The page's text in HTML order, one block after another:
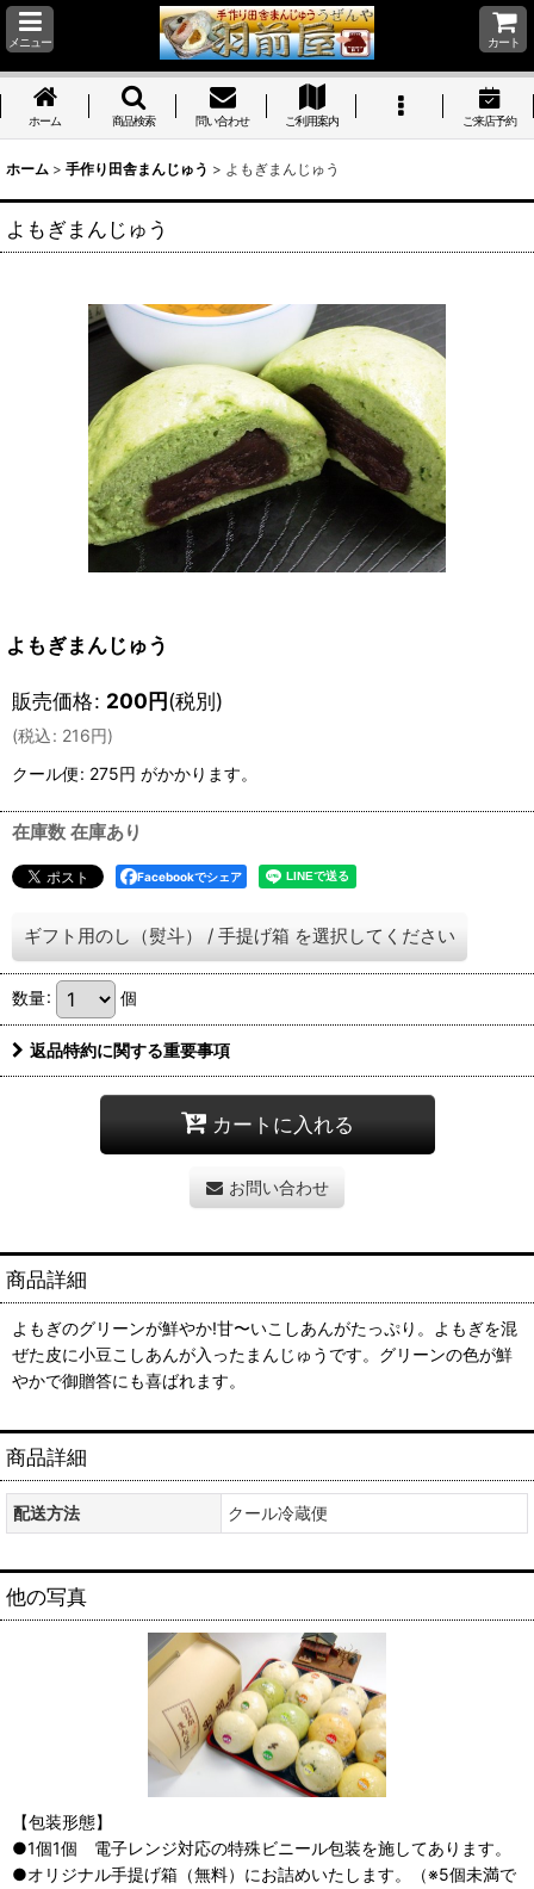
メニュー カート
ホーム 商品検索 問い合わせ ご利用案内 ご来店予約
ホーム > 手作り田舎まんじゅう > よもぎまんじゅう
よもぎまんじゅう
よもぎまんじゅう
販売価格: 200円(税別)
(税込: 216円)
クール便: 275円 がかかります。
在庫数 在庫あり
Facebookでシェア
ギフト用のし（熨斗） / 手提げ箱 を選択してください
数量: 個
返品特約に関する重要事項
カートに入れる
お問い合わせ
商品詳細
よもぎのグリーンが鮮やか!甘〜いこしあんがたっぷり。よもぎを混
ぜた皮に小豆こしあんが入ったまんじゅうです。グリーンの色が鮮
やかで御贈答にも喜ばれます。
商品詳細
配送方法 クール冷蔵便
他の写真
【包装形態】
●1個1個 電子レンジ対応の特殊ビニール包装を施してあります。
●オリジナル手提げ箱（無料）にお詰めいたします。（※5個未満で